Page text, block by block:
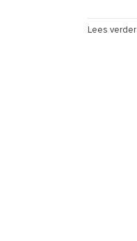
Lees